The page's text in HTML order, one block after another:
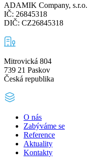
ADAMIK Company, s.r.o.
IČ: 26845318
DIČ: CZ26845318
Mitrovická 804
739 21 Paskov
Česká republika
O nás
Zabýváme se
Reference
Aktuality
Kontakty